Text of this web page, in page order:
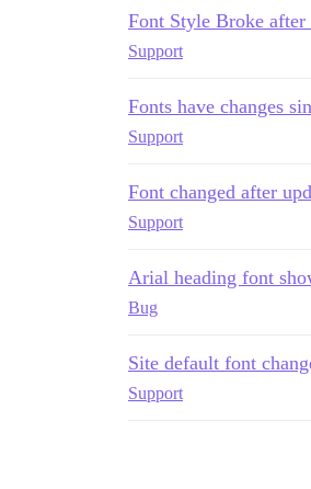
Font Style Broke after
Support
Fonts have changes
Support
Font changed after
Support
Arial heading font
Bug
Site default font
Support